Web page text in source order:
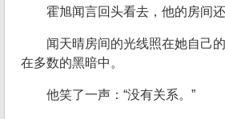
霍旭闻言回头看去，他的房间还
闻天晴房间的光线照在她自己
在多数的黑暗中。
他笑了一声：“没有关系。”